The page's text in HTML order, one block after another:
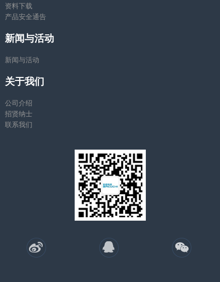
资料下载
产品安全通告
新闻与活动
新闻与活动
关于我们
公司介绍
招贤纳士
联系我们